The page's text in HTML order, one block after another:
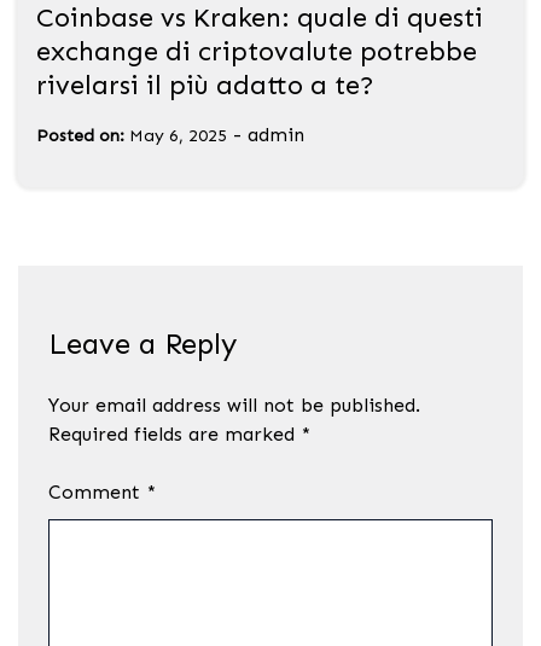
Coinbase vs Kraken: quale di questi
exchange di criptovalute potrebbe
rivelarsi il più adatto a te?
Posted on: May 6, 2025 - admin
Leave a Reply
Your email address will not be published.
Required fields are marked *
Comment *